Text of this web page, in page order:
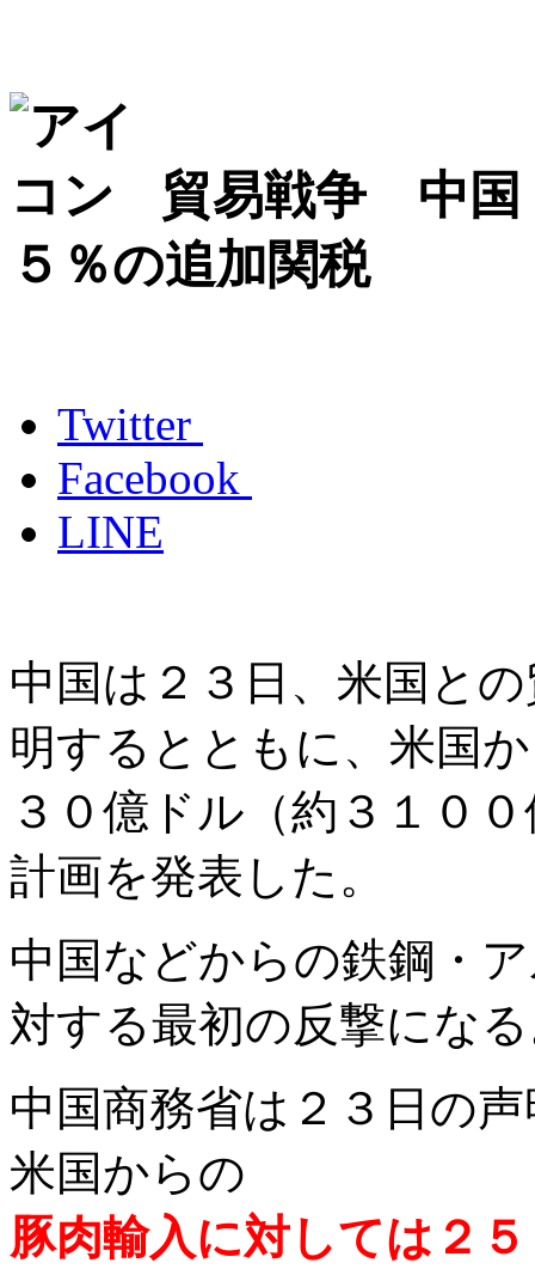
貿易戦争 中国
５％の追加関税
Twitter
Facebook
LINE
中国は２３日、米国と
明するとともに、米国
３０億ドル（約３１０
計画を発表した。
中国などからの鉄鋼・
対する最初の反撃にな
中国商務省は２３日の
米国からの
豚肉輸入に対しては２